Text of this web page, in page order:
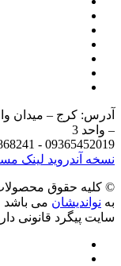
3
09365452019 - 09124868241 -
آندرویدلینک مستقیم
حقوق محصولات و
می باشد و هر
پیگرد قانونی دارد.